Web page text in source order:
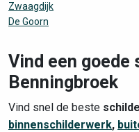
Zwaagdijk
De Goorn
Vind een goede
Benningbroek
Vind snel de beste
binnenschilderwerk,